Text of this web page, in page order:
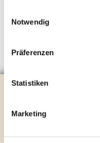
Notwendig
Präferenzen
Statistiken
Marketing
Evangelische
Tel.:0 52 04 / 36 28
Newsletter abonnieren